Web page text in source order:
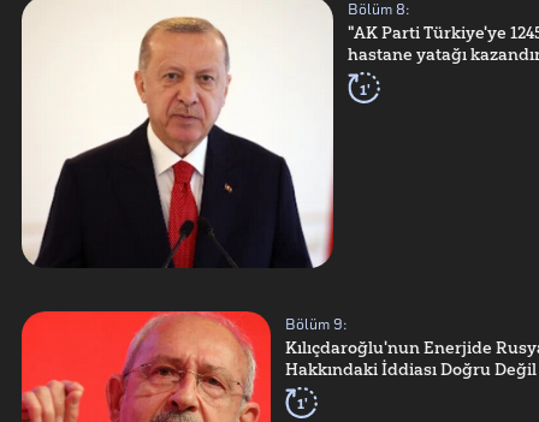
Bölüm8:
"AK Parti Türkiye'ye
hastane yatağı
1'
Bölüm 9:
Kılıçdaroğlu'nun Enerjide
Hakkındaki İddiası Doğru Değil
1'